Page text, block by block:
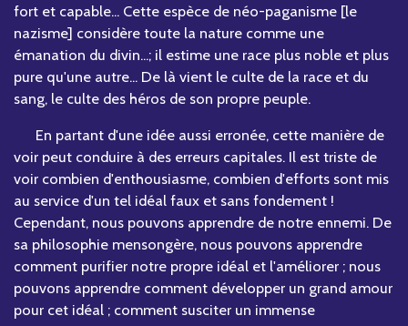
fort et capable... Cette espèce de néo-paganisme [le
nazisme] considère toute la nature comme une
émanation du divin...; il estime une race plus noble et plus
pure qu'une autre... De là vient le culte de la race et du
sang, le culte des héros de son propre peuple.
En partant d'une idée aussi erronée, cette manière de
voir peut conduire à des erreurs capitales. Il est triste de
voir combien d'enthousiasme, combien d'efforts sont mis
au service d'un tel idéal faux et sans fondement !
Cependant, nous pouvons apprendre de notre ennemi. De
sa philosophie mensongère, nous pouvons apprendre
comment purifier notre propre idéal et l'améliorer ; nous
pouvons apprendre comment développer un grand amour
pour cet idéal ; comment susciter un immense